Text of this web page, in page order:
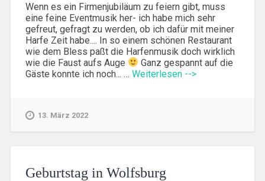
Wenn es ein Firmenjubiläum zu feiern gibt, muss
eine feine Eventmusik her- ich habe mich sehr
gefreut, gefragt zu werden, ob ich dafür mit meiner
Harfe Zeit habe.... In so einem schönen Restaurant
wie dem Bless paßt die Harfenmusik doch wirklich
wie die Faust aufs Auge
Ganz gespannt auf die
Gäste konnte ich noch... … Weiterlesen -->
13. März 2022
Geburtstag in Wolfsburg